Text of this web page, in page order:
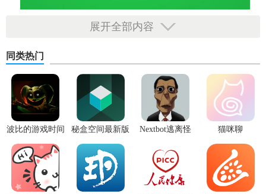
展开全部内容
同类热门
波比的游戏时间
3安卓版
秘盒空间最新版
Nextbot逃离怪
猫咪聊